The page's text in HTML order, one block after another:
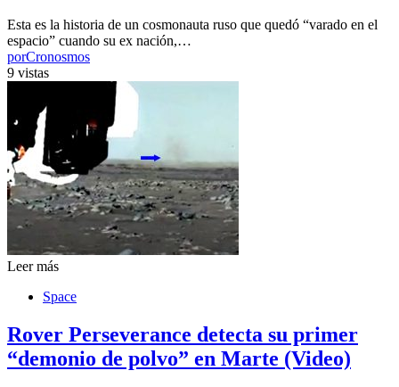
Esta es la historia de un cosmonauta ruso que quedó “varado en el
espacio” cuando su ex nación,…
porCronosmos
9 vistas
Leer más
Space
Rover Perseverance detecta su primer
“demonio de polvo” en Marte (Video)